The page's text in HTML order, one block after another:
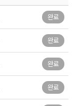
완료
완료
완료
완료